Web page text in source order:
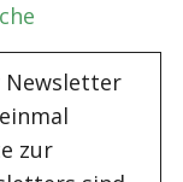
Newsletter
zur